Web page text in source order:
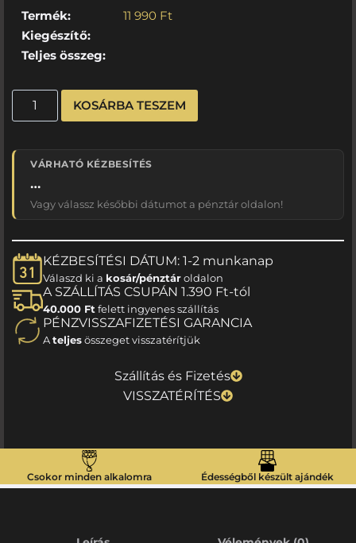
Termék: 11 990 Ft
Kiegészítő:
Teljes összeg:
KOSÁRBA TESZEM
VÁRHATÓ KÉZBESÍTÉS
…
Vagy válassz későbbi dátumot a pénztár oldalon!
KÉZBESÍTÉSI DÁTUM: 1-2 munkanap
Válaszd ki a kosár/pénztároldalon
A SZÁLLÍTÁS CSUPÁN 1.390 Ft-tól
40.000 Ftfelett ingyenes szállítás
PÉNZVISSZAFIZETÉSI GARANCIA
Ateljesösszeget visszatérítjük
Szállítás és Fizetés
VISSZATÉRÍTÉS
Csokor minden alkalomra Édességből készült ajándék